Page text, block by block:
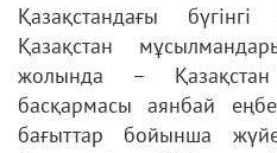
Қазақстандағы
Қазақстан
жолында –
басқармасы аянбай
бағыттар бойынша